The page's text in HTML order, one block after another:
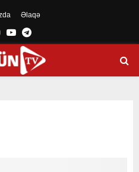
Əlaqə
Instagram
YoutubeTelegram